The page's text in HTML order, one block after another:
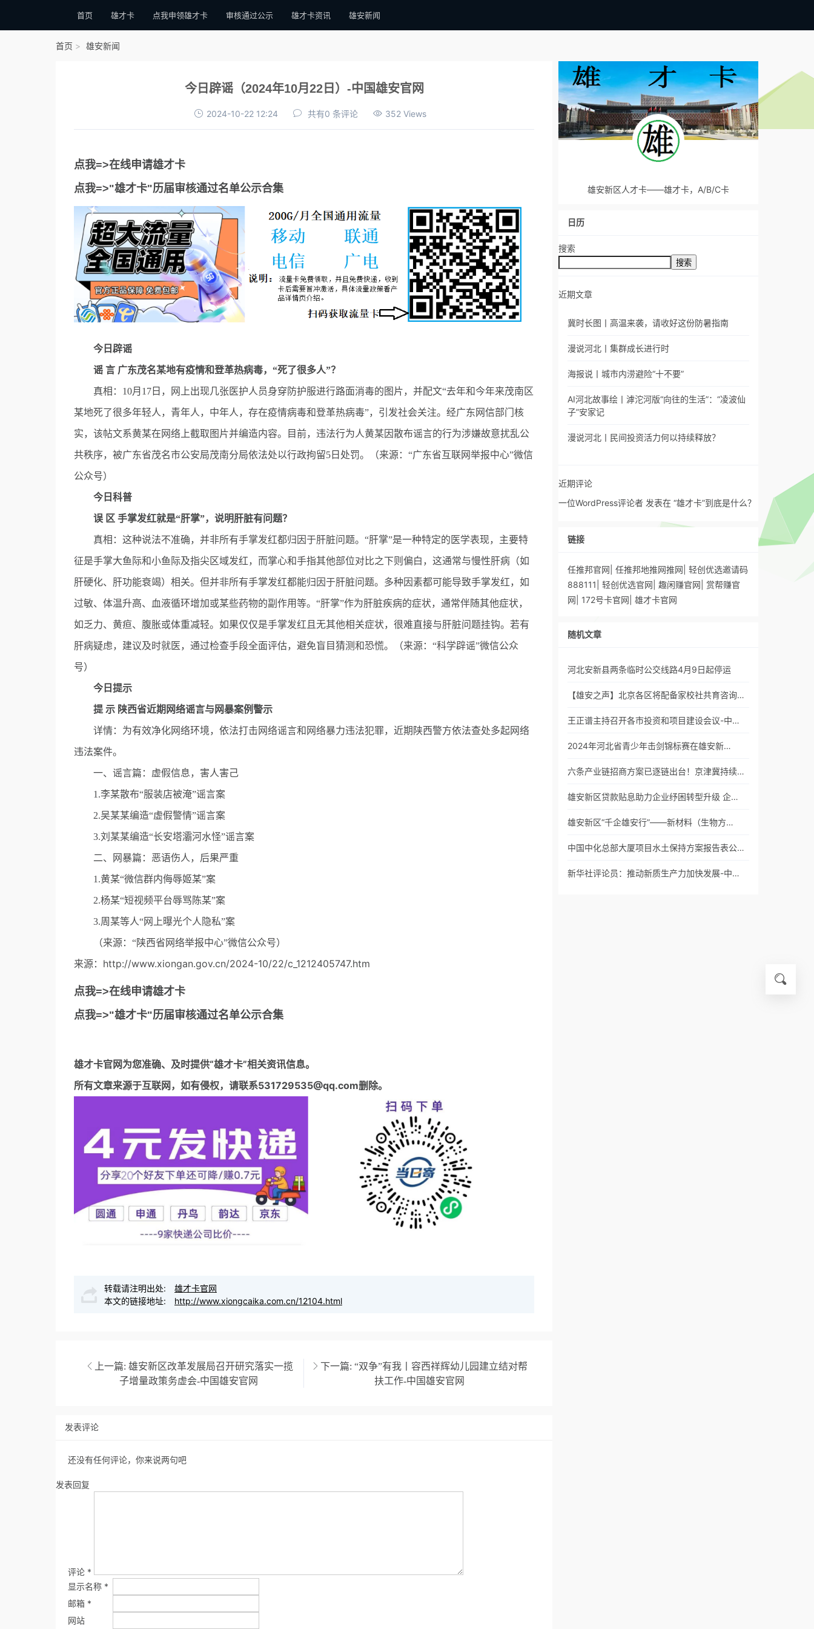
首页 雄才卡 点我申领雄才卡 审核通过公示 雄才卡资讯 雄安新闻
首页 雄安新闻
今日辟谣（2024年10月22日）-中国雄安官网
2024-10-22 12:24 共有0 条评论 352 Views
点我=>在线申请雄才卡
点我=>"雄才卡"历届审核通过名单公示合集
今日辟谣
谣 言 广东茂名某地有疫情和登革热病毒，“死了很多人”？
真相：10月17日，网上出现几张医护人员身穿防护服进行路面消毒的图片，并配文“去年和今年来茂南区
某地死了很多年轻人，青年人，中年人，存在疫情病毒和登革热病毒”，引发社会关注。经广东网信部门核
实，该帖文系黄某在网络上截取图片并编造内容。目前，违法行为人黄某因散布谣言的行为涉嫌故意扰乱公
共秩序，被广东省茂名市公安局茂南分局依法处以行政拘留5日处罚。（来源：“广东省互联网举报中心”微信
公众号）
今日科普
误 区 手掌发红就是“肝掌”，说明肝脏有问题？
真相：这种说法不准确，并非所有手掌发红都归因于肝脏问题。“肝掌”是一种特定的医学表现，主要特
征是手掌大鱼际和小鱼际及指尖区域发红，而掌心和手指其他部位对比之下则偏白，这通常与慢性肝病（如
肝硬化、肝功能衰竭）相关。但并非所有手掌发红都能归因于肝脏问题。多种因素都可能导致手掌发红，如
过敏、体温升高、血液循环增加或某些药物的副作用等。“肝掌”作为肝脏疾病的症状，通常伴随其他症状，
如乏力、黄疸、腹胀或体重减轻。如果仅仅是手掌发红且无其他相关症状，很难直接与肝脏问题挂钩。若有
肝病疑虑，建议及时就医，通过检查手段全面评估，避免盲目猜测和恐慌。（来源：“科学辟谣”微信公众
号）
今日提示
提 示 陕西省近期网络谣言与网暴案例警示
详情：为有效净化网络环境，依法打击网络谣言和网络暴力违法犯罪，近期陕西警方依法查处多起网络
违法案件。
一、谣言篇：虚假信息，害人害己
1.李某散布“服装店被淹”谣言案
2.吴某某编造“虚假警情”谣言案
3.刘某某编造“长安塔灞河水怪”谣言案
二、网暴篇：恶语伤人，后果严重
1.黄某“微信群内侮辱姬某”案
2.杨某“短视频平台辱骂陈某”案
3.周某等人“网上曝光个人隐私”案
（来源：“陕西省网络举报中心”微信公众号）
来源：http://www.xiongan.gov.cn/2024-10/22/c_1212405747.htm
点我=>在线申请雄才卡
点我=>"雄才卡"历届审核通过名单公示合集
雄才卡官网为您准确、及时提供“雄才卡”相关资讯信息。
所有文章来源于互联网，如有侵权，请联系531729535@qq.com删除。
转载请注明出处:
雄才卡官网
本文的链接地址:
http://www.xiongcaika.com.cn/12104.html
上一篇: 雄安新区改革发展局召开研究落实一揽
子增量政策务虚会-中国雄安官网
下一篇: “双争”有我丨容西祥辉幼儿园建立结对帮
扶工作-中国雄安官网
发表评论
还没有任何评论，你来说两句吧
发表回复
评论 *
显示名称 *
邮箱 *
网站
雄安新区人才卡——雄才卡，A/B/C卡
日历
搜索
搜索
近期文章
冀时长图丨高温来袭，请收好这份防暑指南
漫说河北丨集群成长进行时
海报说丨城市内涝避险“十不要”
AI河北故事绘丨滹沱河版“向往的生活”：“凌波仙
子”安家记
漫说河北丨民间投资活力何以持续释放？
近期评论
一位WordPress评论者 发表在 “雄才卡”到底是什么？
链接
任推邦官网 任推邦地推网推网 轻创优选邀请码
888111
轻创优选官网 趣闲赚官网
赏帮赚官
网
172号卡官网 雄才卡官网
随机文章
河北安新县两条临时公交线路4月9日起停运
【雄安之声】北京各区将配备家校社共育咨询…
王正谱主持召开各市投资和项目建设会议-中…
2024年河北省青少年击剑锦标赛在雄安新…
六条产业链招商方案已逐链出台！京津冀持续…
雄安新区贷款贴息助力企业纾困转型升级 企…
雄安新区“千企雄安行”——新材料（生物方…
中国中化总部大厦项目水土保持方案报告表公…
新华社评论员：推动新质生产力加快发展-中…